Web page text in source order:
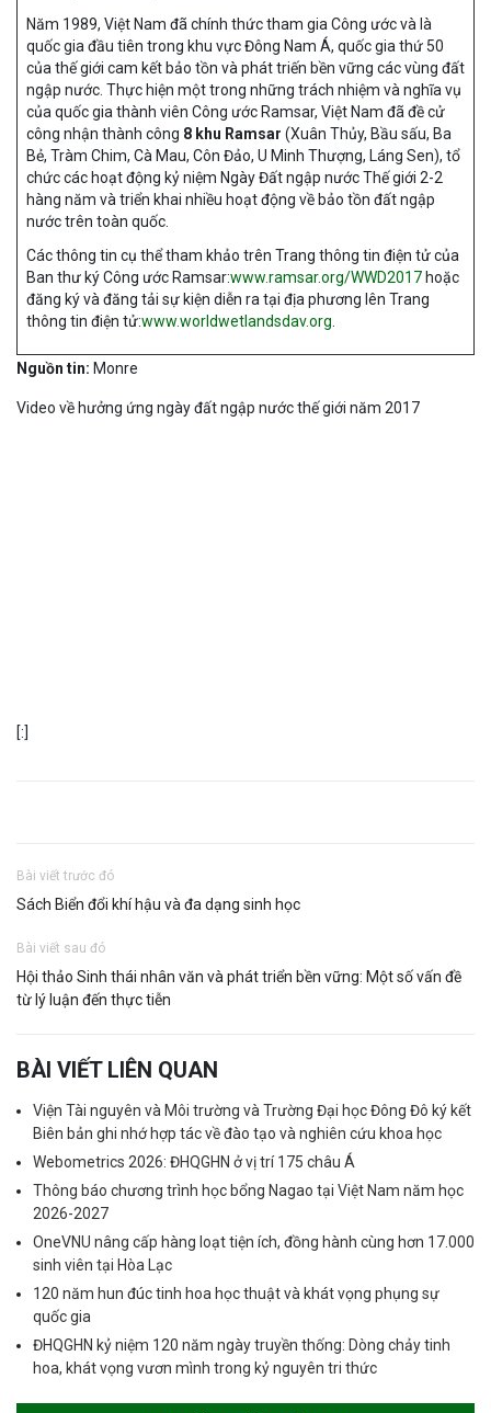
Năm 1989, Việt Nam đã chính thức tham gia Công ước và là
quốc gia đầu tiên trong khu vực Đông Nam Á, quốc gia thứ 50
của thế giới cam kết bảo tồn và phát triến bền vững các vùng đất
ngập nước. Thực hiện một trong những trách nhiệm và nghĩa vụ
của quốc gia thành viên Công ước Ramsar, Việt Nam đã đề cử
công nhận thành công 8 khu Ramsar (Xuân Thủy, Bầu sấu, Ba
Bẻ, Tràm Chim, Cà Mau, Côn Đảo, U Minh Thượng, Láng Sen), tổ
chức các hoạt động kỷ niệm Ngày Đất ngập nước Thế giới 2-2
hàng năm và triển khai nhiều hoạt động về bảo tồn đất ngập
nước trên toàn quốc.
Các thông tin cụ thể tham khảo trên Trang thông tin điện tử của
Ban thư ký Công ước Ramsar:www.ramsar.org/WWD2017 hoặc
đăng ký và đăng tải sự kiện diễn ra tại địa phương lên Trang
thông tin điện tử:www.worldwetlandsdav.org
Nguồn tin: Monre
Video về hưởng ứng ngày đất ngập nước thế giới năm 2017
[:]
Bài viết trước đó
Sách Biển đổi khí hậu và đa dạng sinh học
Bài viết sau đó
Hội thảo Sinh thái nhân văn và phát triển bền vững: Một số vấn đề
từ lý luận đến thực tiễn
BÀI VIẾT LIÊN QUAN
Viện Tài nguyên và Môi trường và Trường Đại học Đông Đô ký kết
Biên bản ghi nhớ hợp tác về đào tạo và nghiên cứu khoa học
Webometrics 2026: ĐHQGHN ở vị trí 175 châu Á
Thông báo chương trình học bổng Nagao tại Việt Nam năm học
2026-2027
OneVNU nâng cấp hàng loạt tiện ích, đồng hành cùng hơn 17.000
sinh viên tại Hòa Lạc
120 năm hun đúc tinh hoa học thuật và khát vọng phụng sự
quốc gia
ĐHQGHN kỷ niệm 120 năm ngày truyền thống: Dòng chảy tinh
hoa, khát vọng vươn mình trong kỷ nguyên tri thức